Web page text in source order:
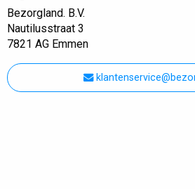
Bezorgland. B.V.
Nautilusstraat 3
7821 AG Emmen